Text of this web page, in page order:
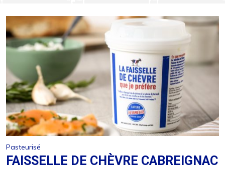
Pasteurisé
FAISSELLE DE CHÈVRE CABREIGNAC